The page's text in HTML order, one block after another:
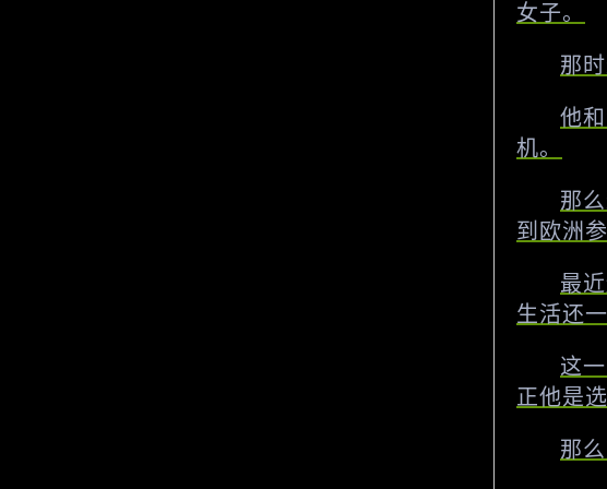
女子。
那
他
机。
那
到欧洲
最
生活还一
这
正他是
那